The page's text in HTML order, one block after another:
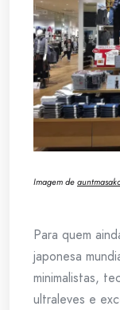
Imagem de
Para quem
japonesa
minimalistas,
ultraleves e